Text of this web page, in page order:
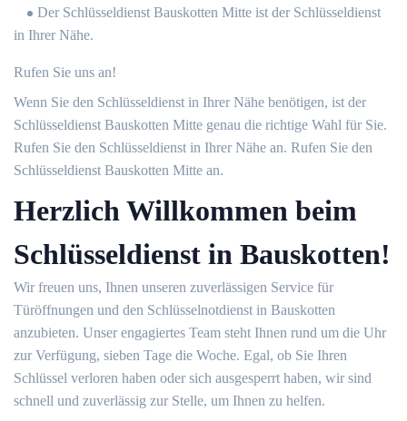
Der Schlüsseldienst Bauskotten Mitte ist der Schlüsseldienst
in Ihrer Nähe.
Rufen Sie uns an!
Wenn Sie den Schlüsseldienst in Ihrer Nähe benötigen, ist der
Schlüsseldienst Bauskotten Mitte genau die richtige Wahl für Sie.
Rufen Sie den Schlüsseldienst in Ihrer Nähe an. Rufen Sie den
Schlüsseldienst Bauskotten Mitte an.
Herzlich Willkommen beim
Schlüsseldienst in Bauskotten!
Wir freuen uns, Ihnen unseren zuverlässigen Service für
Türöffnungen und den Schlüsselnotdienst in Bauskotten
anzubieten. Unser engagiertes Team steht Ihnen rund um die Uhr
zur Verfügung, sieben Tage die Woche. Egal, ob Sie Ihren
Schlüssel verloren haben oder sich ausgesperrt haben, wir sind
schnell und zuverlässig zur Stelle, um Ihnen zu helfen.